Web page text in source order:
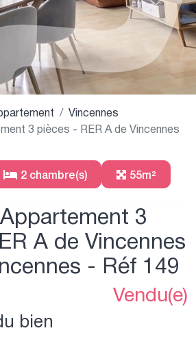
Vincennes
3 pièces - RER A de Vincennes
2 chambre(s) 55m²
3
A de Vincennes
- Réf 149
Vendu(e)
bien